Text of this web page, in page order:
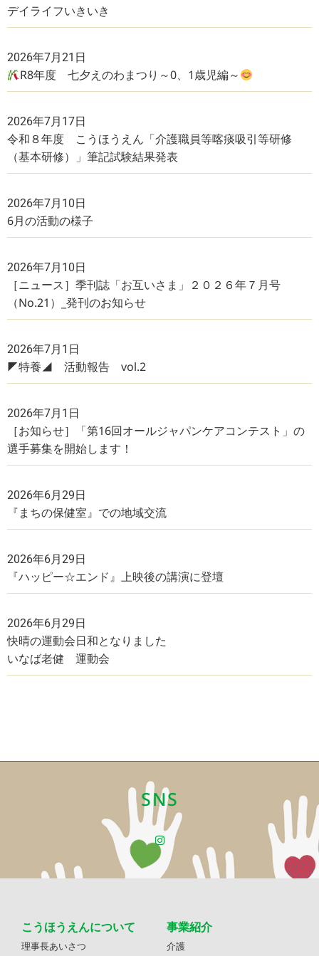
デイライフいきいき
2026年7月21日
R8年度 七夕えのわまつり～0、1歳児編～
2026年7月17日
令和８年度 こうほうえん「介護職員等喀痰吸引等研修
（基本研修）」筆記試験結果発表
2026年7月10日
6月の活動の様子
2026年7月10日
［ニュース］季刊誌「お互いさま」２０２６年７月号
（No.21）_発刊のお知らせ
2026年7月1日
◤特養◢ 活動報告 vol.2
2026年7月1日
［お知らせ］「第16回オールジャパンケアコンテスト」の
選手募集を開始します！
2026年6月29日
『まちの保健室』での地域交流
2026年6月29日
『ハッピー☆エンド』上映後の講演に登壇
2026年6月29日
快晴の運動会日和となりました
いなば老健 運動会
SNS
こうほうえんについて
理事長あいさつ
事業紹介
介護